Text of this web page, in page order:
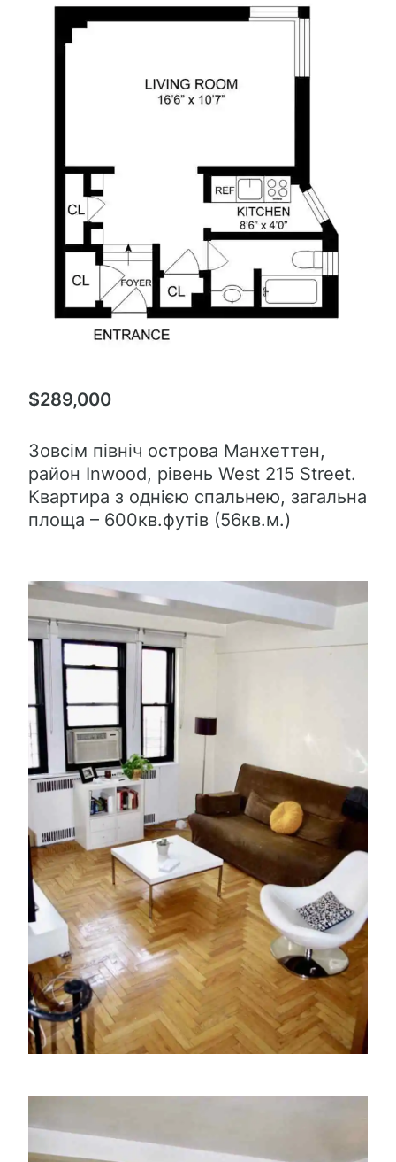
$289,000
Зовсім північ острова Манхеттен,
район Inwood, рівень West 215 Street.
Квартира з однією спальнею, загальна
площа – 600кв.футів (56кв.м.)